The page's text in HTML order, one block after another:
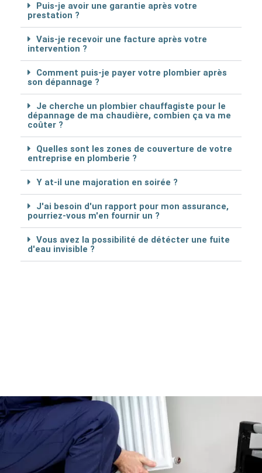
Puis-je avoir une garantie après votre
prestation ?
Vais-je recevoir une facture après votre
intervention ?
Comment puis-je payer votre plombier après
son dépannage ?
Je cherche un plombier chauffagiste pour le
dépannage de ma chaudière, combien ça va me
coûter ?
Quelles sont les zones de couverture de votre
entreprise en plomberie ?
Y at-il une majoration en soirée ?
J'ai besoin d'un rapport pour mon assurance,
pourriez-vous m'en fournir un ?
Vous avez la possibilité de détécter une fuite
d'eau invisible ?